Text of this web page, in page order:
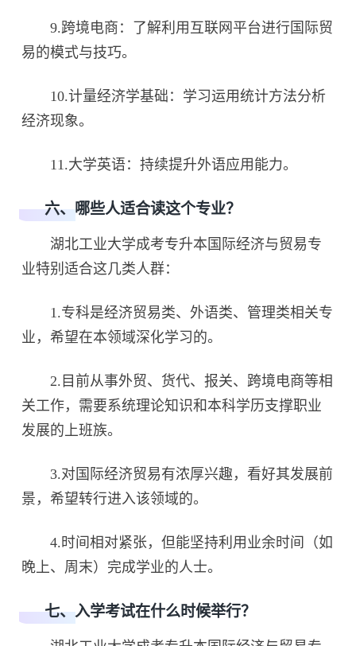
9.跨境电商：了解利用互联网平台进行国际贸
易的模式与技巧。
10.计量经济学基础：学习运用统计方法分析
经济现象。
11.大学英语：持续提升外语应用能力。
六、哪些人适合读这个专业？
湖北工业大学成考专升本国际经济与贸易专
业特别适合这几类人群：
1.专科是经济贸易类、外语类、管理类相关专
业，希望在本领域深化学习的。
2.目前从事外贸、货代、报关、跨境电商等相
关工作，需要系统理论知识和本科学历支撑职业
发展的上班族。
3.对国际经济贸易有浓厚兴趣，看好其发展前
景，希望转行进入该领域的。
4.时间相对紧张，但能坚持利用业余时间（如
晚上、周末）完成学业的人士。
七、入学考试在什么时候举行？